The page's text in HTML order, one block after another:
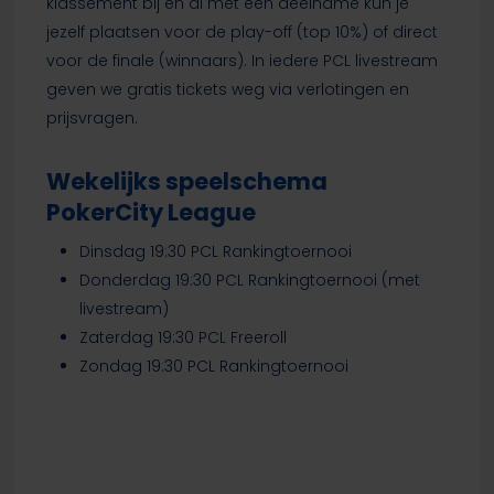
jezelf plaatsen voor de play-off (top 10%) of direct
voor de finale (winnaars). In iedere PCL livestream
geven we gratis tickets weg via verlotingen en
prijsvragen.
Wekelijks speelschema
PokerCity League
Dinsdag 19:30 PCL Rankingtoernooi
Donderdag 19:30 PCL Rankingtoernooi (met
livestream)
Zaterdag 19:30 PCL Freeroll
Zondag 19:30 PCL Rankingtoernooi